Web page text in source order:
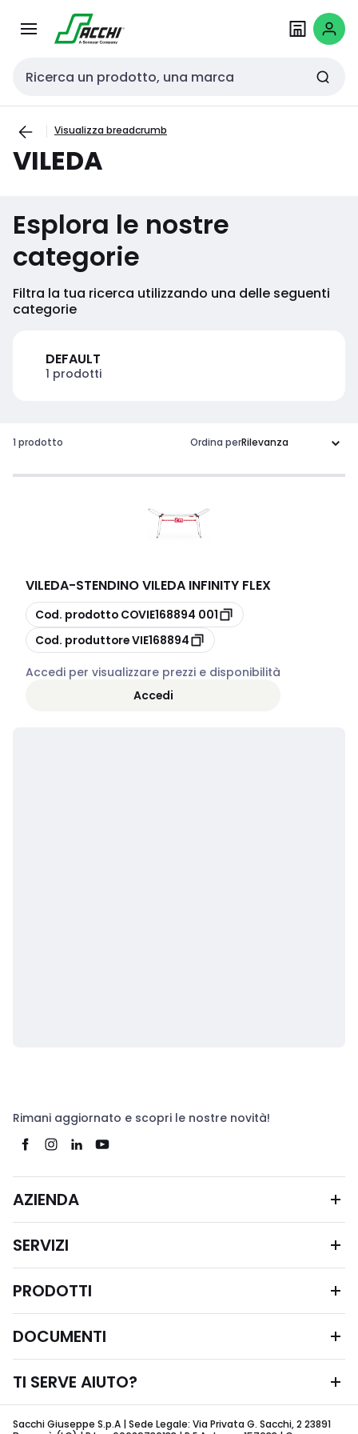
navigazionecontenuto
Cerca input
Visualizza breadcrumb
VILEDA
Esplora le nostre
categorie
Filtra la tua ricerca utilizzando una delle seguenti
categorie
DEFAULT
1 prodotti
1 prodotto Ordina per
VILEDA-STENDINO VILEDA INFINITY FLEX
copia
Cod. prodotto
COVIE168894 001
copia
Cod. produttoreVIE168894
Accedi per visualizzare prezzi e disponibilità
Accedi
Rimani aggiornato e scopri le nostre novità!
AZIENDA
SERVIZI
PRODOTTI
DOCUMENTI
TI SERVE AIUTO?
Sacchi Giuseppe S.p.A | Sede Legale: Via Privata G. Sacchi, 2 23891